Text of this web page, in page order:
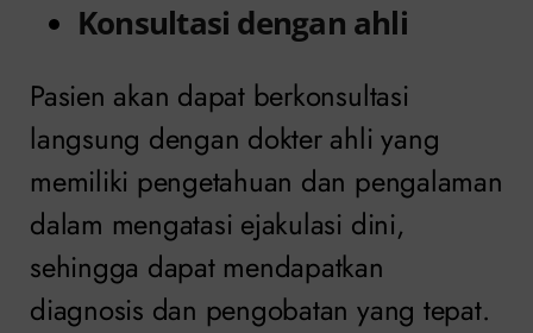
Konsultasi dengan ahli
Pasien akan dapat berkonsultasi
langsung dengan dokter ahli yang
memiliki pengetahuan dan pengalaman
dalam mengatasi ejakulasi dini,
sehingga dapat mendapatkan
diagnosis dan pengobatan yang tepat.